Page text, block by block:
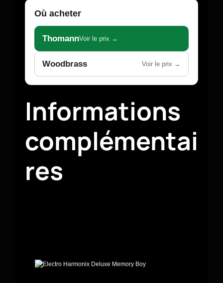
Où acheter
ThomannVoir le prix →
Woodbrass Voir le prix →
Informations
complémentai
res